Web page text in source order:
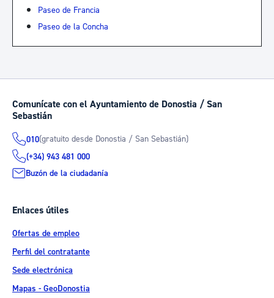
Paseo de Francia
Paseo de la Concha
Comunícate con el Ayuntamiento de Donostia / San
Sebastián
010(gratuito desde Donostia / San Sebastián)
(+34) 943 481 000
Buzón de la ciudadanía
Enlaces útiles
Ofertas de empleo
Perfil del contratante
Sede electrónica
Mapas - GeoDonostia